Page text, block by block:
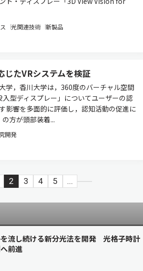
光関連技術 新製品
じたVRシステムを検証
学，香川大学は，360度のバーチャル空間
型ディスプレー」についてユーザーの認
影響を多面的に評価し，認知活動の促進に
方が頭部装着...
開発
2 3 4 5 ...
流し続ける新分光法を開発 光格子時計
前進